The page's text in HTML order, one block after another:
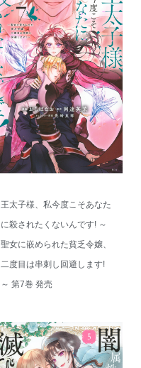
王太子様、私今度こそあなた
に殺されたくないんです! ～
聖女に嵌められた貧乏令嬢、
二度目は串刺し回避します!
～ 第7巻 発売